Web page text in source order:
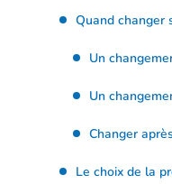
Quand changer
Un
Un
Changer
Le choix de la